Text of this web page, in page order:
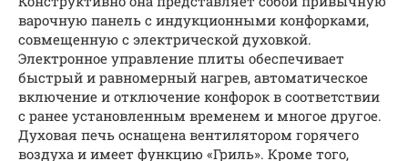
варочную панель с индукционными конфорками,
совмещенную с электрической духовкой.
Электронное управление плиты обеспечивает
быстрый и равномерный нагрев, автоматическое
включение и отключение конфорок в соответствии
с ранее установленным временем и многое другое.
Духовая печь оснащена вентилятором горячего
воздуха и имеет функцию «Гриль». Кроме того,